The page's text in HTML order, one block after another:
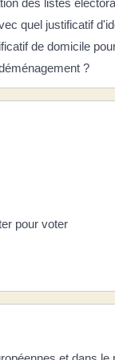
quel justificatif
de domicile
?
pour voter